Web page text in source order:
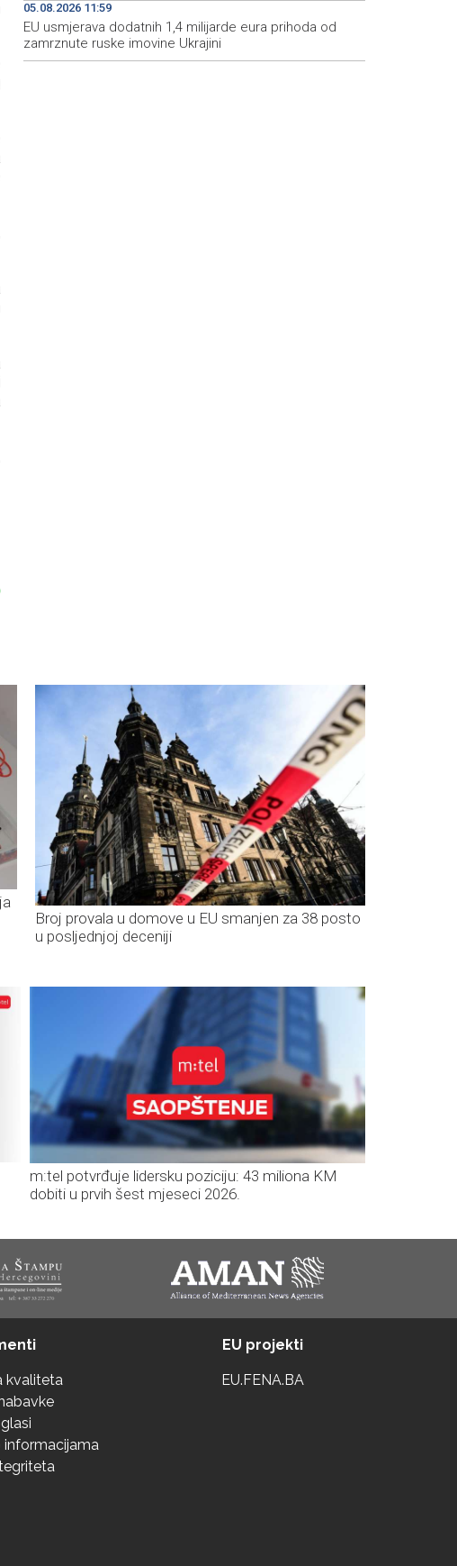
05.08.2026 11:59
EU usmjerava dodatnih 1,4 milijarde eura prihoda od
zamrznute ruske imovine Ukrajini
Broj provala u domove u EU smanjen za 38 posto
u posljednjoj deceniji
m:tel potvrđuje lidersku poziciju: 43 miliona KM
dobiti u prvih šest mjeseci 2026.
kvaliteta
informacijama
EU projekti
EU.FENA.BA